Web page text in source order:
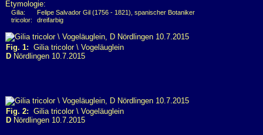
Etymologie:
Gilia:
Felipe Salvador Gil (1756 - 1821), spanischer Botaniker
tricolor:
dreifarbig
Fig. 1: Gilia tricolor \ Vogeläuglein
D Nördlingen 10.7.2015
Fig. 2: Gilia tricolor \ Vogeläuglein
D Nördlingen 10.7.2015